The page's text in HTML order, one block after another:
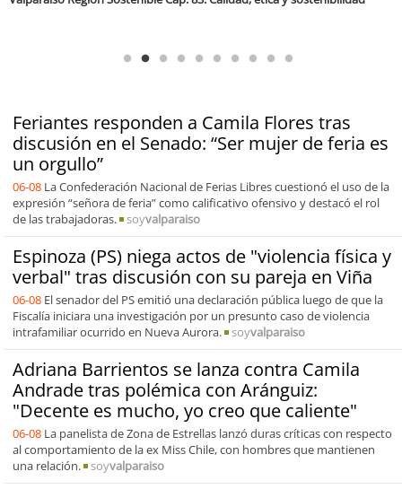
Feriantes responden a Camila Flores tras
discusión en el Senado: “Ser mujer de feria es
un orgullo”
06-08 La Confederación Nacional de Ferias Libres cuestionó el uso de la
expresión “señora de feria” como calificativo ofensivo y destacó el rol
de las trabajadoras.
soyvalparaiso
Espinoza (PS) niega actos de "violencia física y
verbal" tras discusión con su pareja en Viña
06-08 El senador del PS emitió una declaración pública luego de que la
Fiscalía iniciara una investigación por un presunto caso de violencia
intrafamiliar ocurrido en Nueva Aurora.
soyvalparaiso
Adriana Barrientos se lanza contra Camila
Andrade tras polémica con Aránguiz:
"Decente es mucho, yo creo que caliente"
06-08 La panelista de Zona de Estrellas lanzó duras críticas con respecto
al comportamiento de la ex Miss Chile, con hombres que mantienen
una relación.
soyvalparaiso